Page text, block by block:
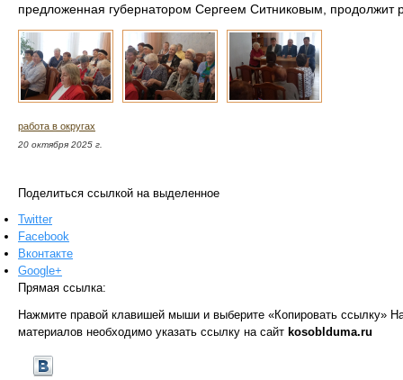
предложенная губернатором Сергеем Ситниковым, продолжит
работа в округах
20 октября 2025 г.
Поделиться ссылкой на выделенное
Twitter
Facebook
Вконтакте
Google+
Прямая ссылка:
Нажмите правой клавишей мыши и выберите «Копировать ссылку»
материалов необходимо указать ссылку на сайт kosoblduma.ru